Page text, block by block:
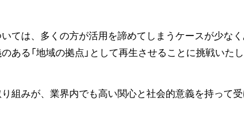
ては、多くの方が活用を諦めてしまうケースが少な
る「地域の拠点」として再生させることに挑戦いたし
組みが、業界内でも高い関心と社会的意義を持って